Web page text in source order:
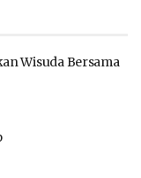
Wisuda Bersama